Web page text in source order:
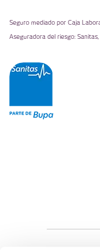
Seguro mediado por Caja
Aseguradora del riesgo: